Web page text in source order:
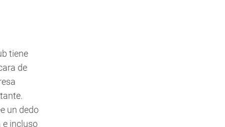
tiene
de
un dedo
e incluso